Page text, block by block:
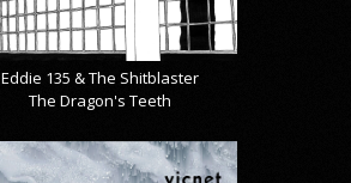
Eddie 135 & The Shitblaster
The Dragon's Teeth